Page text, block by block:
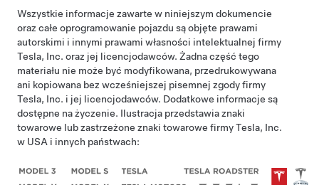
Wszystkie informacje zawarte w niniejszym dokumencie
oraz całe oprogramowanie pojazdu są objęte prawami
autorskimi i innymi prawami własności intelektualnej firmy
Tesla, Inc. oraz jej licencjodawców. Żadna część tego
materiału nie może być modyfikowana, przedrukowywana
ani kopiowana bez wcześniejszej pisemnej zgody firmy
Tesla, Inc. i jej licencjodawców. Dodatkowe informacje są
dostępne na życzenie. Ilustracja przedstawia znaki
towarowe lub zastrzeżone znaki towarowe firmy Tesla, Inc.
w USA i innych państwach: